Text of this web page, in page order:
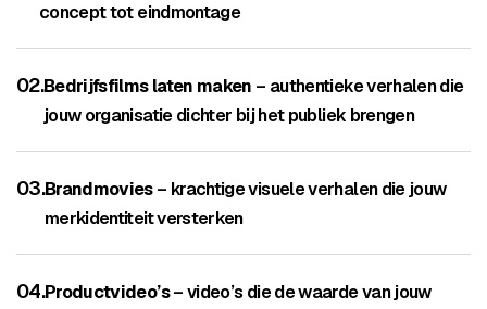
concept tot eindmontage
02.Bedrijfsfilms laten maken – authentieke verhalen die
jouw organisatie dichter bij het publiek brengen
03.Brandmovies– krachtige visuele verhalen die jouw
merkidentiteit versterken
04.Productvideo’s– video’s die de waarde van jouw